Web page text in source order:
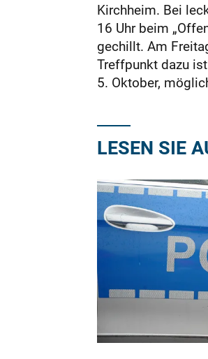
Kirchheim. Bei
16 Uhr beim
gechillt. Am
Treffpunkt dazu
5. Oktober,
LESEN SIE